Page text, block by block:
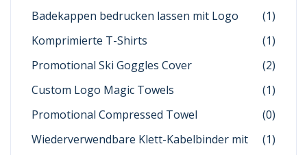
Badekappen bedrucken lassen mit Logo
(1)
Komprimierte T-Shirts
(1)
Promotional Ski Goggles Cover
(2)
Custom Logo Magic Towels
(1)
Promotional Compressed Towel
(0)
Wiederverwendbare Klett-Kabelbinder mit
(1)